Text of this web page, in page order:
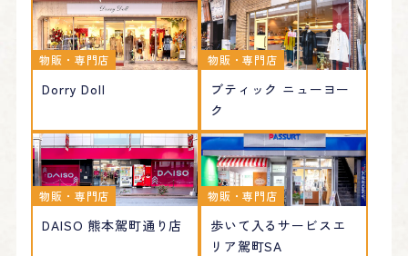
物販・専門店
Dorry Doll
物販・専門店
ブティック ニューヨー
ク
物販・専門店
DAISO 熊本駕町通り店
物販・専門店
歩いて入るサービスエ
リア駕町SA